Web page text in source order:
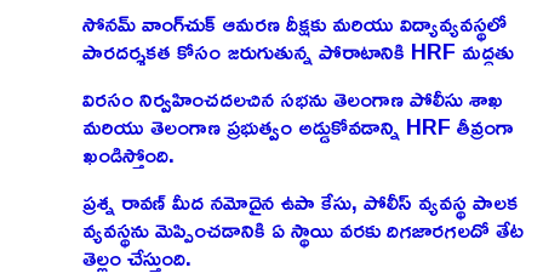
సోనమ్ వాంగ్‌చుక్ ఆమరణ దీక్షకు మరియు విద్యావ్యవస్థలో
పారదర్శకత కోసం జరుగుతున్న పోరాటానికి HRF మద్దతు
విరసం నిర్వహించదలచిన సభను తెలంగాణ పోలీసు శాఖ
మరియు తెలంగాణ ప్రభుత్వం అడ్డుకోవడాన్ని HRF తీవ్రంగా
ఖండిస్తోంది.
ప్రశ్న రావణ్ మీద నమోదైన ఉపా కేసు, పోలీస్ వ్యవస్థ పాలక
వ్యవస్థను మెప్పించడానికి ఏ స్థాయి వరకు దిగజారగలదో తేట
తెల్లం చేస్తుంది.